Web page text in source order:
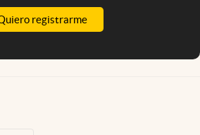
registrarme